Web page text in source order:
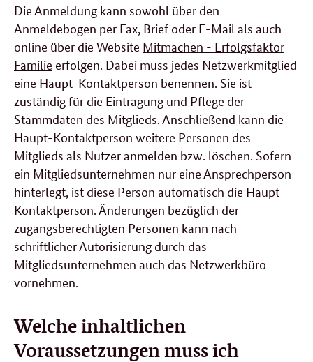
Die Anmeldung kann sowohl über den
Anmeldebogen per Fax, Brief oder E-Mail als auch
online über die Website Mitmachen - Erfolgsfaktor
Familie erfolgen. Dabei muss jedes Netzwerkmitglied
eine Haupt-Kontaktperson benennen. Sie ist
zuständig für die Eintragung und Pflege der
Stammdaten des Mitglieds. Anschließend kann die
Haupt-Kontaktperson weitere Personen des
Mitglieds als Nutzer anmelden bzw. löschen. Sofern
ein Mitgliedsunternehmen nur eine Ansprechperson
hinterlegt, ist diese Person automatisch die Haupt-
Kontaktperson. Änderungen bezüglich der
zugangsberechtigten Personen kann nach
schriftlicher Autorisierung durch das
Mitgliedsunternehmen auch das Netzwerkbüro
vornehmen.
Welche inhaltlichen
Voraussetzungenmussich